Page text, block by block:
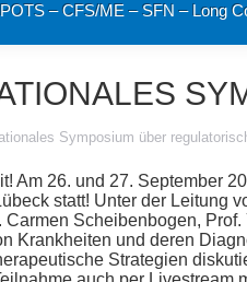
POTS – CFS/ME – SFN – Long
Symposium über
Am 26. und 27. September
statt! Unter der Leitung
Carmen Scheibenbogen,
Krankheiten und deren
Strategien